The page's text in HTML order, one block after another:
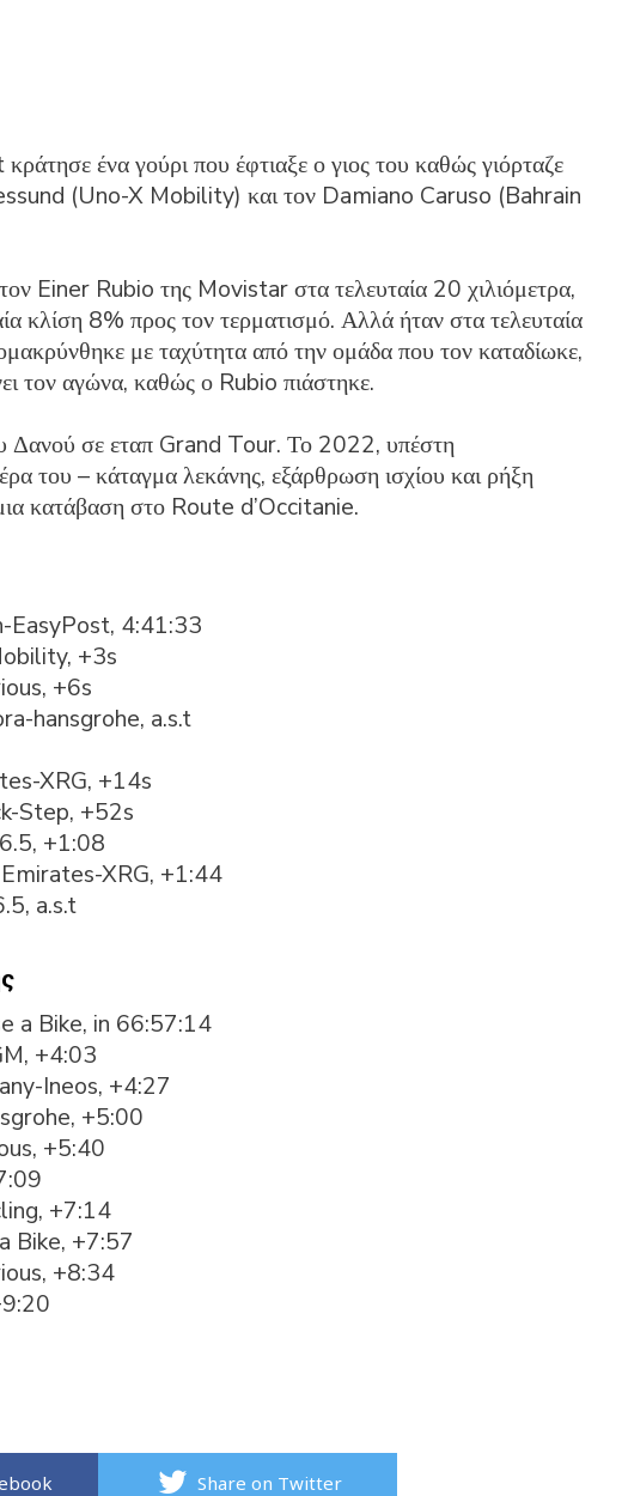
ένα γούρι που έφτιαξε ο γιος του καθώς γιόρταζε
(Uno-X Mobility) και τον Damiano Caruso (Bahrain
Einer Rubio της Movistar στα τελευταία 20 χιλιόμετρα,
κλίση 8% προς τον τερματισμό. Αλλά ήταν στα τελευταία
με ταχύτητα από την ομάδα που τον καταδίωκε,
τον αγώνα, καθώς ο Rubio πιάστηκε.
Δανού σε εταπ Grand Tour. Το 2022, υπέστη
του – κάταγμα λεκάνης, εξάρθρωση ισχίου και ρήξη
κατάβαση στο Route d’Occitanie.
EasyPost, 4:41:33
+3s
+6s
hansgrohe, a.s.t
XRG, +14s
Step, +52s
+1:08
XRG, +1:44
a.s.t
a Bike, in 66:57:14
+4:03
Ineos, +4:27
+5:00
+5:40
+7:14
Bike, +7:57
+8:34
Share on Twitter